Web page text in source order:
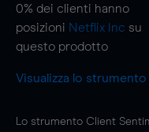
0% dei clienti hanno
posizioni Netflix Inc su
questo prodotto
Visualizza lo strumento
Lo strumento Client